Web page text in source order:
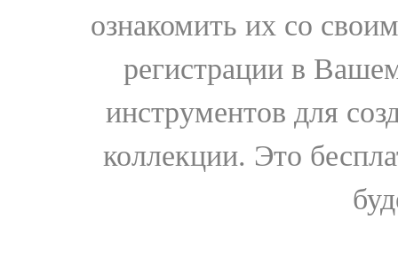
ознакомить их со
регистрации в
инструментов для
коллекции. Это